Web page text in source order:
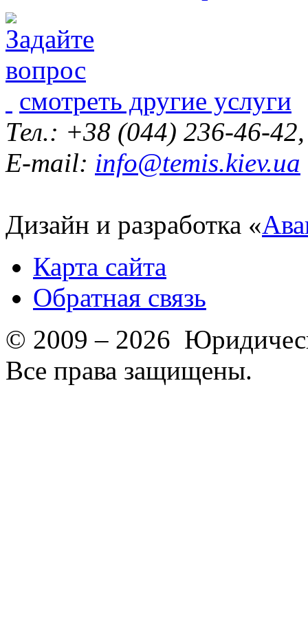
смотреть другие услуги
Тел.: +38 (044) 236-46-
E-mail: info@temis.kiev.ua
Дизайн и разработка «
Карта сайта
Обратная связь
© 2009 – 2026
Все права защищены.